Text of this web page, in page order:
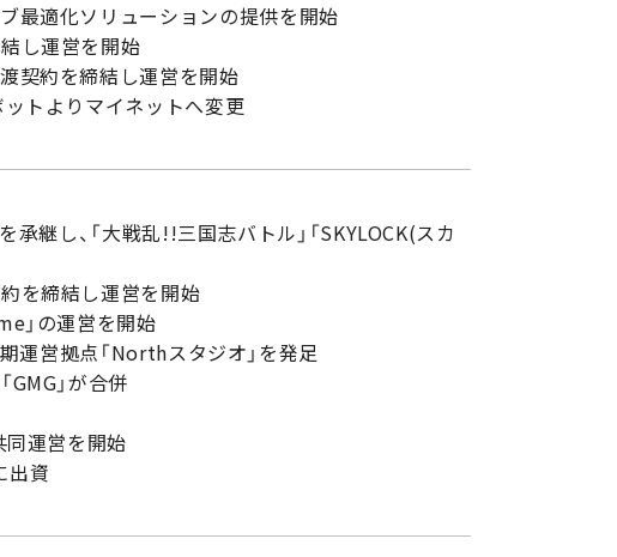
最適化ソリューションの提供を開始
し運営を開始
契約を締結し運営を開始
ットよりマイネットへ変更
継し、「大戦乱!!三国志バトル」「SKYLOCK(スカ
を締結し運営を開始
」の運営を開始
運営拠点「Northスタジオ」を発足
GMG」が合併
同運営を開始
出資